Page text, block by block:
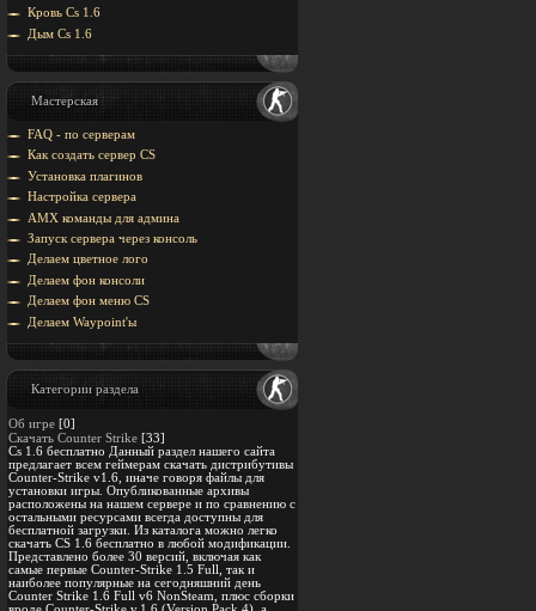
Кровь Cs 1.6
Дым Cs 1.6
Мастерская
FAQ - по серверам
Как создать сервер CS
Установка плагинов
Настройка сервера
AMX команды для админа
Запуск сервера через консоль
Делаем цветное лого
Делаем фон консоли
Делаем фон меню CS
Делаем Waypoint'ы
Категории раздела
Об игре [0]
Скачать Counter Strike [33]
Cs 1.6 бесплатно Данный раздел нашего сайта
предлагает всем геймерам скачать дистрибутивы
Counter-Strike v1.6, иначе говоря файлы для
установки игры. Опубликованные архивы
расположены на нашем сервере и по сравнению с
остальными ресурсами всегда доступны для
бесплатной загрузки. Из каталога можно легко
скачать CS 1.6 бесплатно в любой модификации.
Представлено более 30 версий, включая как
самые первые Counter-Strike 1.5 Full, так и
наиболее популярные на сегодняшний день
Counter Strike 1.6 Full v6 NonSteam, плюс сборки